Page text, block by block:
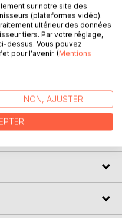
un univers onirique
le surnaturel.
sur notre site des
(plateformes vidéo).
ultérieur des données
tiers. Par votre réglage,
dessus. Vous pouvez
pour l'avenir. (Mentions
NON, AJUSTER